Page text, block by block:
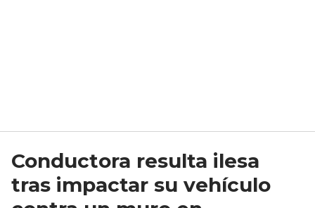
Conductora resulta ilesa
tras impactar su vehículo